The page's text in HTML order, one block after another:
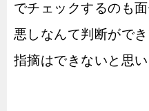
でチェックするのも
悪しなんて判断がで
指摘はできないと思い